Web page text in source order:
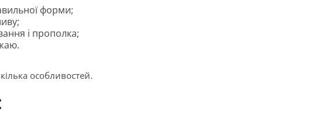
форми;
і прополка;
особливостей.